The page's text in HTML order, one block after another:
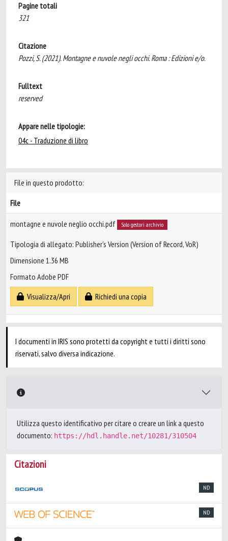
Pagine totali
321
Citazione
Pozzi, S. (2021). Montagne e nuvole negli occhi. Roma : Edizioni e/o.
Fulltext
reserved
Appare nelle tipologie:
04c - Traduzione di libro
File in questo prodotto:
File
montagne e nuvole neglio occhi.pdf Solo gestori archivio
Tipologia di allegato: Publisher’s Version (Version of Record, VoR)
Dimensione 1.36 MB
Formato Adobe PDF
Visualizza/Apri
Richiedi una copia
I documenti in IRIS sono protetti da copyright e tutti i diritti sono
riservati, salvo diversa indicazione.
Utilizza questo identificativo per citare o creare un link a questo
documento: https://hdl.handle.net/10281/310504
Citazioni
ND
ND